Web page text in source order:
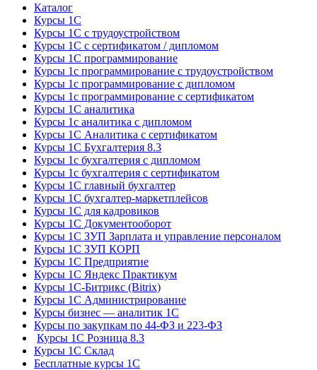
Каталог
Курсы 1С
Курсы 1С с трудоустройством
Курсы 1С с сертификатом / дипломом
Курсы 1С программирование
Курсы 1с программирование с трудоустройством
Курсы 1с программирование с дипломом
Курсы 1с программирование с сертификатом
Курсы 1С аналитика
Курсы 1с аналитика с дипломом
Курсы 1С Аналитика с сертификатом
Курсы 1С Бухгалтерия 8.3
Курсы 1с бухгалтерия с дипломом
Курсы 1с бухгалтерия с сертификатом
Курсы 1С главный бухгалтер
Курсы 1С бухгалтер-маркетплейсов
Курсы 1С для кадровиков
Курсы 1С Документооборот
Курсы 1С ЗУП Зарплата и управление персоналом
Курсы 1С ЗУП КОРП
Курсы 1С Предприятие
Курсы 1С Яндекс Практикум
Курсы 1С-Битрикс (Bitrix)
Курсы 1С Администрирование
Курсы бизнес — аналитик 1С
Курсы по закупкам по 44‑ФЗ и 223‑ФЗ
Курсы 1С Розница 8.3
Курсы 1С Склад
Бесплатные курсы 1С